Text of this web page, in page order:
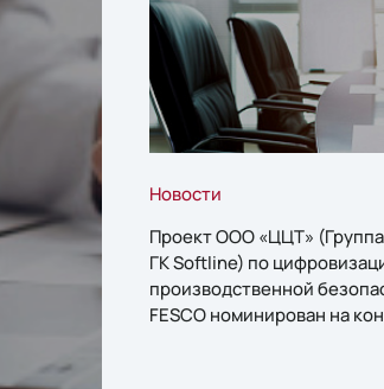
Новости
Проект ООО «ЦЦТ»
ГК Softline) по
производственной
FESCO номинирован на